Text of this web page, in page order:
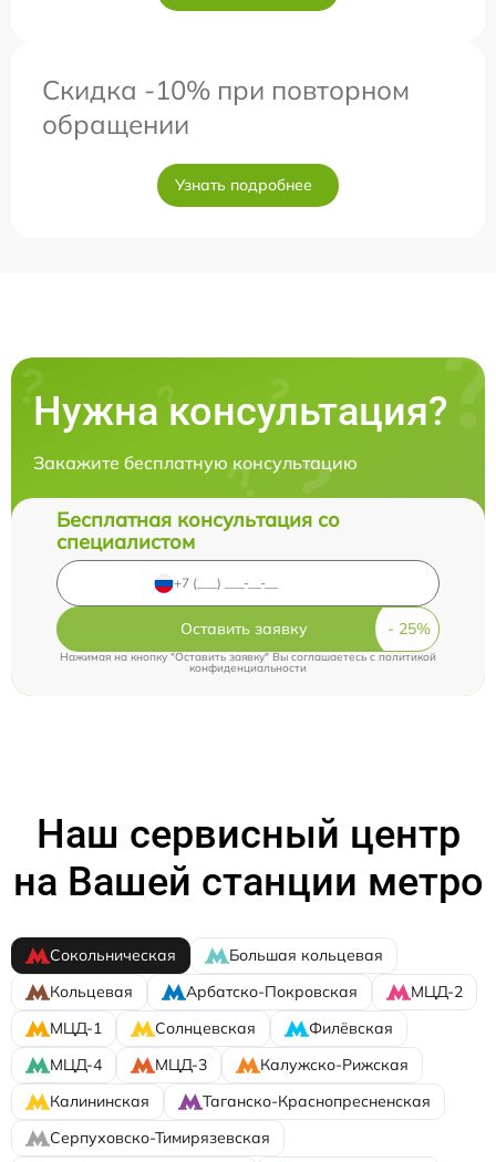
Скидка -10% при повторном
обращении
Узнать подробнее
Нужна консультация?
Закажите бесплатную консультацию
Бесплатная консультация со
специалистом
Оставить заявку
Нажимая на кнопку "Оставить заявку" Вы соглашаетесь cполитикой
конфиденциальности
Наш сервисный центр
на Вашей станции метро
Сокольническая
Большая кольцевая
Кольцевая
Арбатско-Покровская
МЦД-2
МЦД-1
Солнцевская
Филёвская
МЦД-4
МЦД-3
Калужско-Рижская
Калининская
Таганско-Краснопресненская
Серпуховско-Тимирязевская